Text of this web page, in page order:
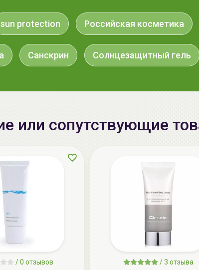
sun protection Российская косметика
Санскрин Солнцезащитный гель
или сопутствующие
/0 отзывов
/3 отзыва